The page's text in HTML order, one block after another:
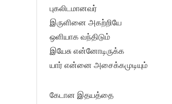
புகலிடமானவர்
இருளினை அகற்றியே
ஒளியாக வந்திடும்
இயேசு என்னோடிருக்க
யார் என்னை அசைக்கமுடியும்
கேடான இதயத்தை